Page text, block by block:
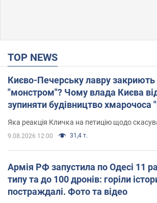
TOP NEWS
Києво-Печерську лавру
"монстром"? Чому влада Києва
зупиняти будівництво хмарочоса
вірянина"
Яка реакція Кличка на петицію щодо
9.08.2026 12:00 31,4 т.
Армія РФ запустила по Одесі 11
типу та до 100 дронів: горіли
постраждалі. Фото та відео